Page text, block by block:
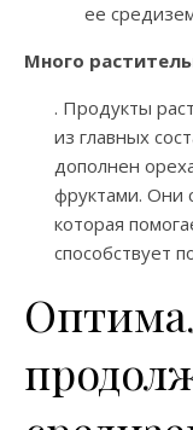
ее
Много
. Продукты
из главных
дополнен
фруктами. Они
которая
способствует